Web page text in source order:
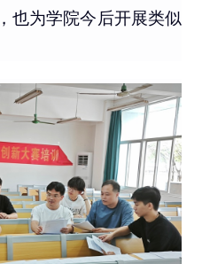
也为学院今后开展类似